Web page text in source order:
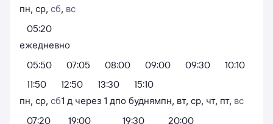
пн, ср, сб, вс
05:20
ежедневно
05:50
07:05 08:00 09:00 09:30
10:10
11:50
12:50 13:30
15:10
пн, ср, сб
07:20
1 д через 1 д
19:00
по будням
19:30
пн, вт, ср, чт, пт, вс
20:00